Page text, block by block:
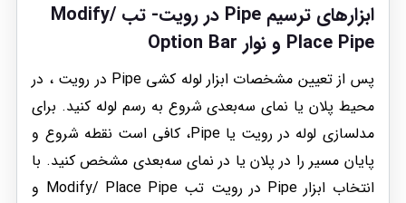
ابزارهای ت
رسیم Pipe در رویت- تب Modify/
Place Pipe و نوار Option Bar
پس از تعیین مشخصات ابزار لوله کشی Pipe در رویت ، در
محیط پلان یا نمای سه‌بعدی شروع به رسم لوله کنید. برای
مدلسازی لوله در رویت یا Pipe، کافی است نقطه شروع و
پایان مسیر را در پلان یا در نمای سه‌بعدی مشخص کنید. با
انتخاب ابزار Pipe در رویت تب Modify/ Place Pipe و